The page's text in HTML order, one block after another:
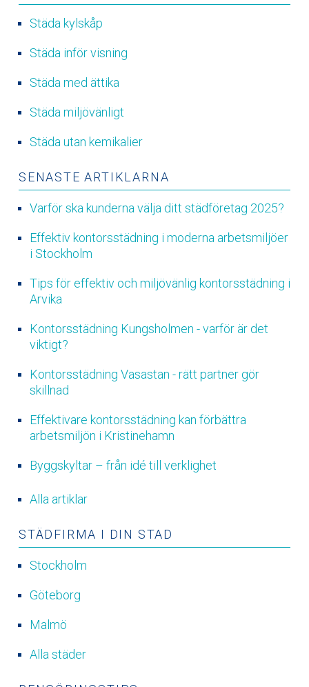
Städa kylskåp
Städa inför visning
Städa med ättika
Städa miljövänligt
Städa utan kemikalier
SENASTE ARTIKLARNA
Varför ska kunderna välja ditt städföretag 2025?
Effektiv kontorsstädning i moderna arbetsmiljöer
i Stockholm
Tips för effektiv och miljövänlig kontorsstädning i
Arvika
Kontorsstädning Kungsholmen - varför är det
viktigt?
Kontorsstädning Vasastan - rätt partner gör
skillnad
Effektivare kontorsstädning kan förbättra
arbetsmiljön i Kristinehamn
Byggskyltar – från idé till verklighet
Alla artiklar
STÄDFIRMA I DIN STAD
Stockholm
Göteborg
Malmö
Alla städer